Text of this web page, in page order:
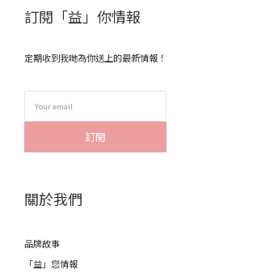
訂閱「益」你情報
定期收到我哋為你送上的最新情報！
訂閱
關於我們
品牌故事
「益」您情報